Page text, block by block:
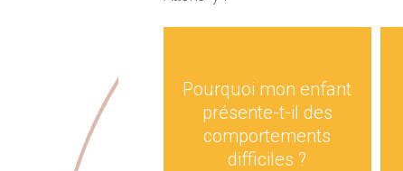
Pourquoi mon enfant
présente-t-il des
comportements
difficiles ?